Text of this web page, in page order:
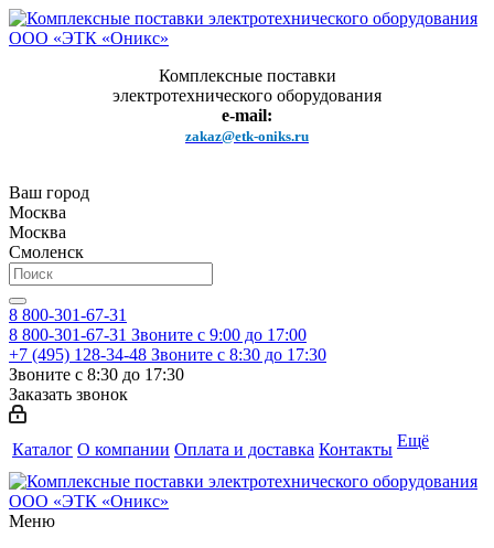
Комплексные поставки
электротехнического оборудования
e-mail:
zakaz@etk-oniks.ru
Ваш город
Москва
Москва
Смоленск
8 800-301-67-31
8 800-301-67-31 Звоните с 9:00 до 17:00
+7 (495) 128-34-48 Звоните с 8:30 до 17:30
Звоните с 8:30 до 17:30
Заказать звонок
Каталог О компании Оплата и доставка Контакты Ещё
Меню